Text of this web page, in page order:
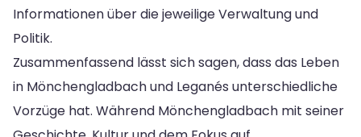
Informationen über die jeweilige Verwaltung und
Politik.
Zusammenfassend lässt sich sagen, dass das Leben
in Mönchengladbach und Leganés unterschiedliche
Vorzüge hat. Während Mönchengladbach mit seiner